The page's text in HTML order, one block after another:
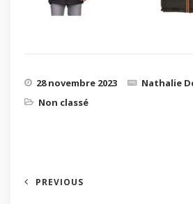
28 novembre 2023
Nathalie
Non classé
PREVIOUS